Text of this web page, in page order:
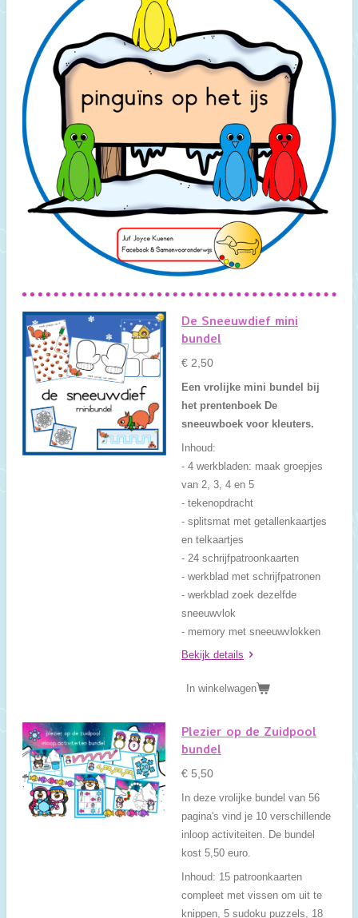
De Sneeuwdief mini
bundel
€ 2,50
Een vrolijke mini bundel bij
het prentenboek De
sneeuwboek voor kleuters.
Inhoud:
- 4 werkbladen: maak groepjes
van 2, 3, 4 en 5
- tekenopdracht
- splitsmat met getallenkaartjes
en telkaartjes
- 24 schrijfpatroonkaarten
- werkblad met schrijfpatronen
- werkblad zoek dezelfde
sneeuwvlok
- memory met sneeuwvlokken
Bekijk details
In winkelwagen
Plezier op de Zuidpool
bundel
€ 5,50
In deze vrolijke bundel van 56
pagina's vind je 10 verschillende
inloop activiteiten. De bundel
kost 5,50 euro.
Inhoud: 15 patroonkaarten
compleet met vissen om uit te
knippen, 5 sudoku puzzels, 18